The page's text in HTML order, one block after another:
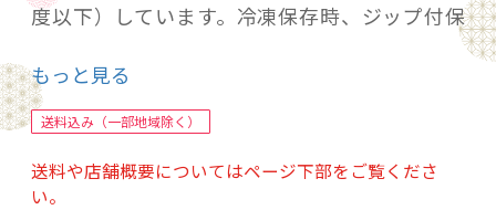
度以下）しています。冷凍保存時、ジップ付保
存袋に入れることをおすすめします。冷凍便の
みの対応となります。
ご家庭では自然解凍しトーターで温めてお召し
もっと見る
送料込み（一部地域除く）
送料や店舗概要についてはページ下部をご覧くださ
い。